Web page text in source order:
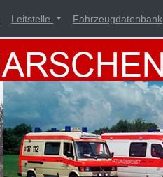
Leitstelle Fahrzeugdatenbank